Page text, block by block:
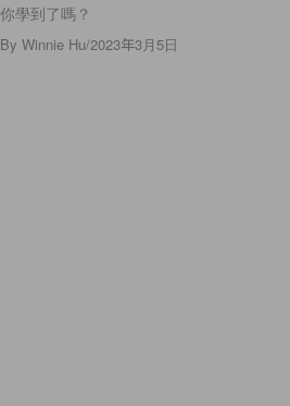
你學到了嗎？
By Winnie Hu/2023年3月5日